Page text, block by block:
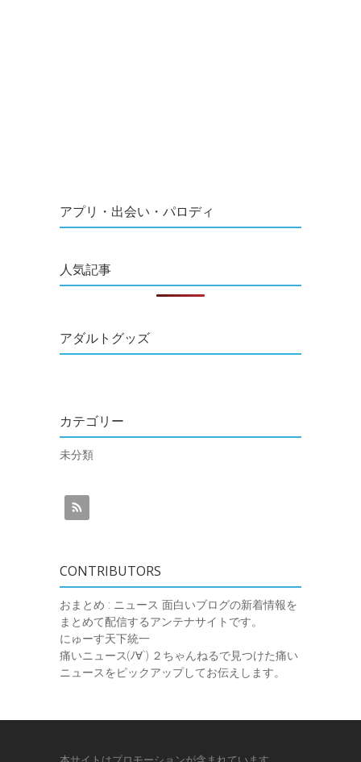
アプリ・出会い・パロディ
人気記事
アダルトグッズ
カテゴリー
未分類
CONTRIBUTORS
おまとめ : ニュース 面白いブログの新着情報を
まとめて配信するアンテナサイトです。
にゅーす天下統一
痛いニュース(ﾉ∀`) ２ちゃんねるで見つけた痛い
ニュースをピックアップしてお伝えします。